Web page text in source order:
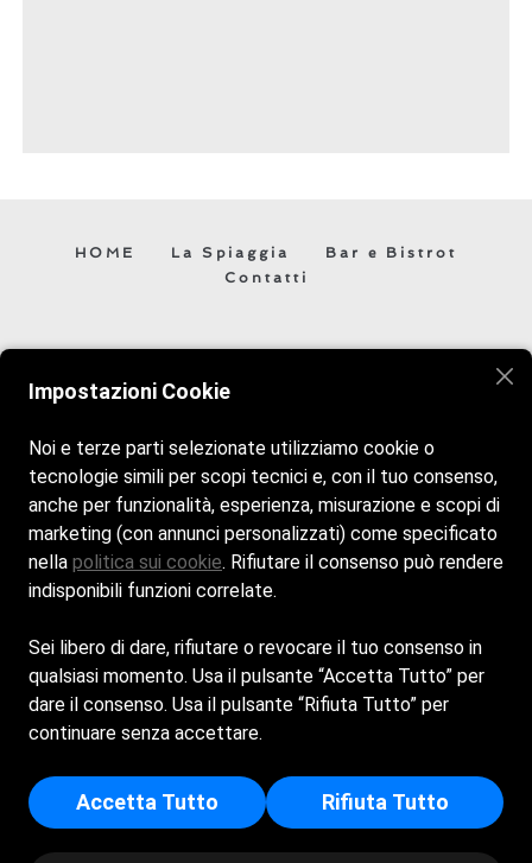
HOME La Spiaggia
Bar e Bistrot
Contatti
dalle 8:30 alle 20:00.
Cookie Policy
REGINA ELENA SOCIETA' A RESPONSABILITA'
GIUSEPPE MAZZINI 20 - 55049 - VIAREGGIO (LU) -
Capitale Sociale Euro 500 - Iscritta al registro delle
Impostazioni Cookie
Noi e terze parti selezionate utilizziamo cookie o
tecnologie simili per scopi tecnici e, con il tuo consenso,
anche per funzionalità, esperienza, misurazione e scopi di
marketing (con annunci personalizzati) come specificato
nella politica sui cookie. Rifiutare il consenso può rendere
indisponibili funzioni correlate.
Sei libero di dare, rifiutare o revocare il tuo consenso in
qualsiasi momento. Usa il pulsante “Accetta Tutto” per
dare il consenso. Usa il pulsante “Rifiuta Tutto” per
continuare senza accettare.
Accetta Tutto Rifiuta Tutto